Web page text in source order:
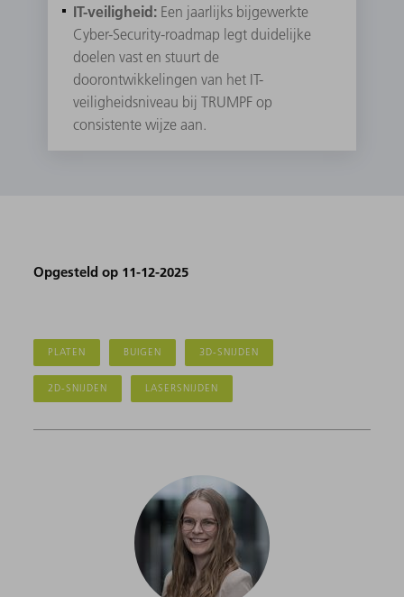
IT-veiligheid:Een jaarlijks bijgewerkte
Cyber-Security-roadmap legt duidelijke
doelen vast en stuurt de
doorontwikkelingen van het IT-
veiligheidsniveau bij TRUMPF op
consistente wijze aan.
Opgesteld op 11-12-2025
PLATEN BUIGEN 3D-SNIJDEN
2D-SNIJDEN LASERSNIJDEN